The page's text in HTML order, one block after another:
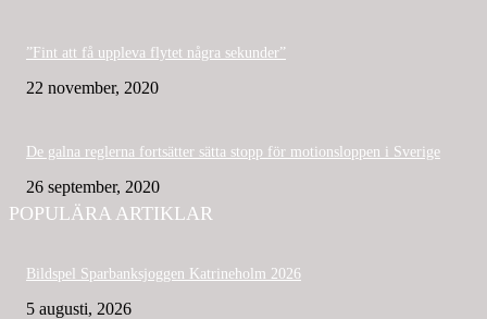
”Fint att få uppleva flytet några sekunder”
22 november, 2020
De galna reglerna fortsätter sätta stopp för motionsloppen i Sverige
26 september, 2020
POPULÄRA ARTIKLAR
Bildspel Sparbanksjoggen Katrineholm 2026
5 augusti, 2026